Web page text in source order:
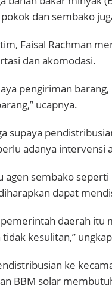
dan sembako
Faisal Rachman
dan akomodasi.
pengiriman
ucapnya.
supaya
adanya intervensi
agen sembako
dapat
pemerintah daerah
kesulitan,”
ke
BBM solar